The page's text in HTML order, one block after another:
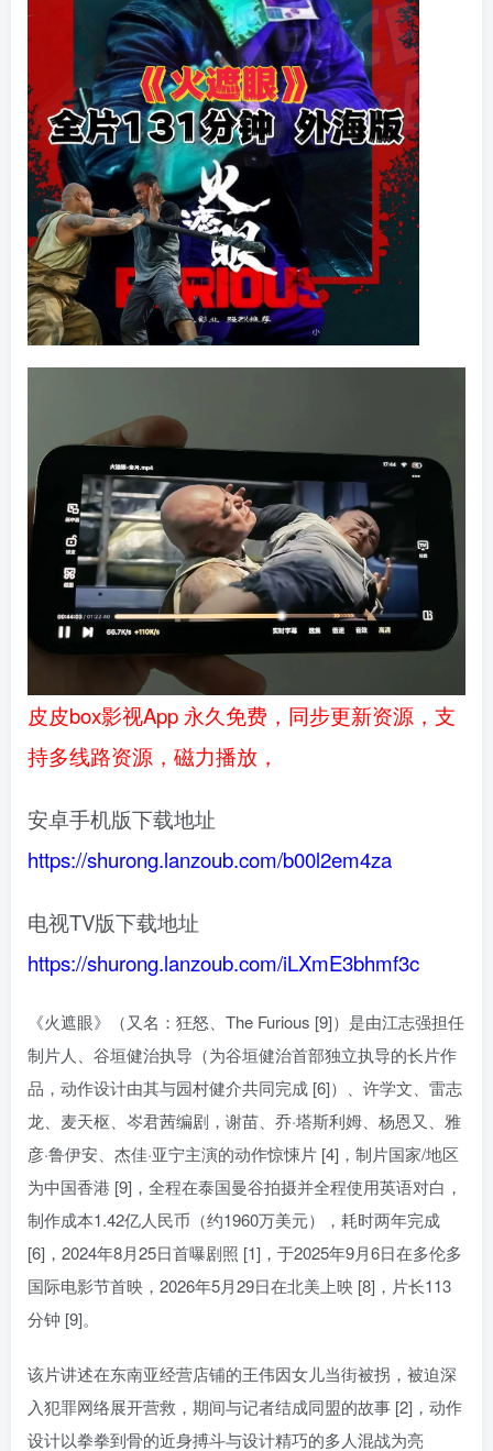
皮皮box影视App 永久免费，同步更新资源，支
持多线路资源，磁力播放，
安卓手机版下载地址
https://shurong.lanzoub.com/b00l2em4za
电视TV版下载地址
https://shurong.lanzoub.com/iLXmE3bhmf3c
《火遮眼》（又名：狂怒、The Furious [9]）是由江志强担任
制片人、谷垣健治执导（为谷垣健治首部独立执导的长片作
品，动作设计由其与园村健介共同完成 [6]）、许学文、雷志
龙、麦天枢、岑君茜编剧，谢苗、乔·塔斯利姆、杨恩又、雅
彦·鲁伊安、杰佳·亚宁主演的动作惊悚片 [4]，制片国家/地区
为中国香港 [9]，全程在泰国曼谷拍摄并全程使用英语对白，
制作成本1.42亿人民币（约1960万美元），耗时两年完成
[6]，2024年8月25日首曝剧照 [1]，于2025年9月6日在多伦多
国际电影节首映，2026年5月29日在北美上映 [8]，片长113
分钟 [9]。
该片讲述在东南亚经营店铺的王伟因女儿当街被拐，被迫深
入犯罪网络展开营救，期间与记者结成同盟的故事 [2]，动作
设计以拳拳到骨的近身搏斗与设计精巧的多人混战为亮